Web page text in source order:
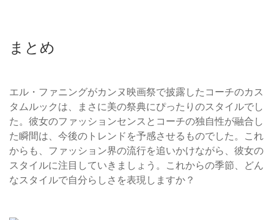
まとめ
エル・ファニングがカンヌ映画祭で披露したコーチのカス
タムルックは、まさに美の祭典にぴったりのスタイルでし
た。彼女のファッションセンスとコーチの独自性が融合し
た瞬間は、今後のトレンドを予感させるものでした。これ
からも、ファッション界の流行を追いかけながら、彼女の
スタイルに注目していきましょう。これからの季節、どん
なスタイルで自分らしさを表現しますか？